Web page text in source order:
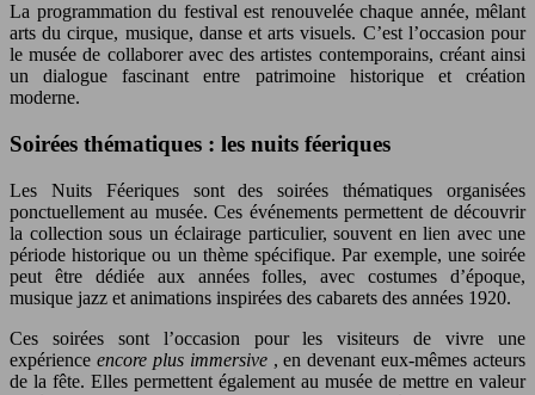
La programmation du festival est renouvelée chaque année, mêlant
arts du cirque, musique, danse et arts visuels. C’est l’occasion pour
le musée de collaborer avec des artistes contemporains, créant ainsi
un dialogue fascinant entre patrimoine historique et création
moderne.
Soirées thématiques : les nuits féeriques
Les Nuits Féeriques sont des soirées thématiques organisées
ponctuellement au musée. Ces événements permettent de découvrir
la collection sous un éclairage particulier, souvent en lien avec une
période historique ou un thème spécifique. Par exemple, une soirée
peut être dédiée aux années folles, avec costumes d’époque,
musique jazz et animations inspirées des cabarets des années 1920.
Ces soirées sont l’occasion pour les visiteurs de vivre une
expérience encore plus immersive , en devenant eux-mêmes acteurs
de la fête. Elles permettent également au musée de mettre en valeur